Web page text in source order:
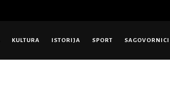
KULTURA ISTORIJA SPORT SAGOVORNICI